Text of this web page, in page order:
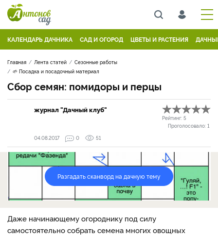
КАЛЕНДАРЬ ДАЧНИКА САД И ОГОРОД ЦВЕТЫ И РАСТЕНИЯ
Главная Лента статей
Сезонные работы
🌱 Посадка и посадочный материал
Сбор семян: помидоры и перцы
журнал "Дачный клуб"
Рейтинг: 5
Проголосовало: 1
04.08.2017
0 51
Разгадать сканворд на дачную тему
Даже начинающему огороднику под силу
самостоятельно собрать семена многих овощных